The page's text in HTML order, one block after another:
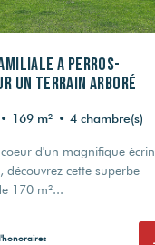
à Perros-
un terrain arboré
• 169 m² • 4 chambre(s)
d'un magnifique écrin
découvrez cette superbe
170 m²...